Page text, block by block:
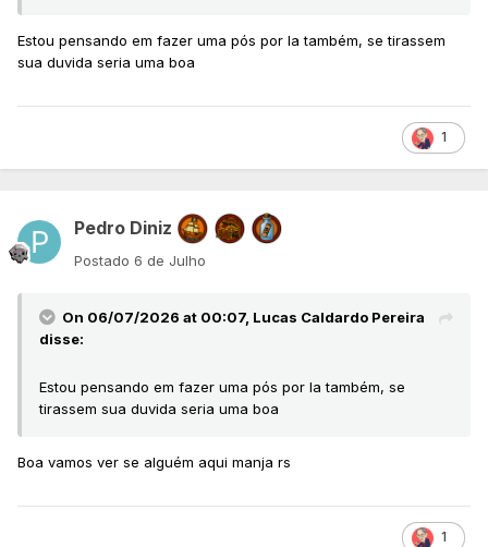
Estou pensando em fazer uma pós por la também, se tirassem
sua duvida seria uma boa
1
Pedro Diniz
Postado 6 de Julho
On 06/07/2026 at 00:07, Lucas Caldardo Pereira
disse:
Estou pensando em fazer uma pós por la também, se
tirassem sua duvida seria uma boa
Boa vamos ver se alguém aqui manja rs
1